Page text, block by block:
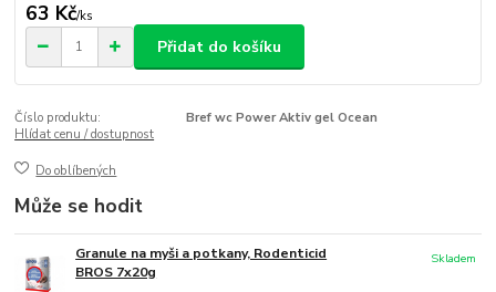
63 Kč/ks
Přidat do košíku
Číslo produktu:
Bref wc Power Aktiv gel Ocean
Hlídat cenu / dostupnost
Do oblíbených
Může se hodit
Granule na myši a potkany, Rodenticid
BROS 7x20g
Skladem